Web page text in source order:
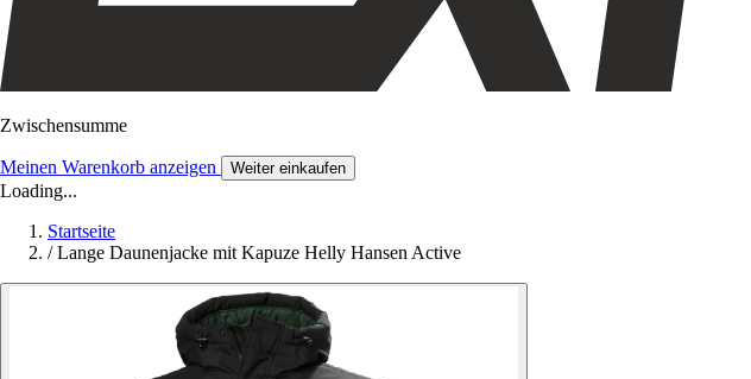
Zwischensumme
Meinen Warenkorb anzeigen Weiter einkaufen
Loading...
Startseite
/ Lange Daunenjacke mit Kapuze Helly Hansen Active